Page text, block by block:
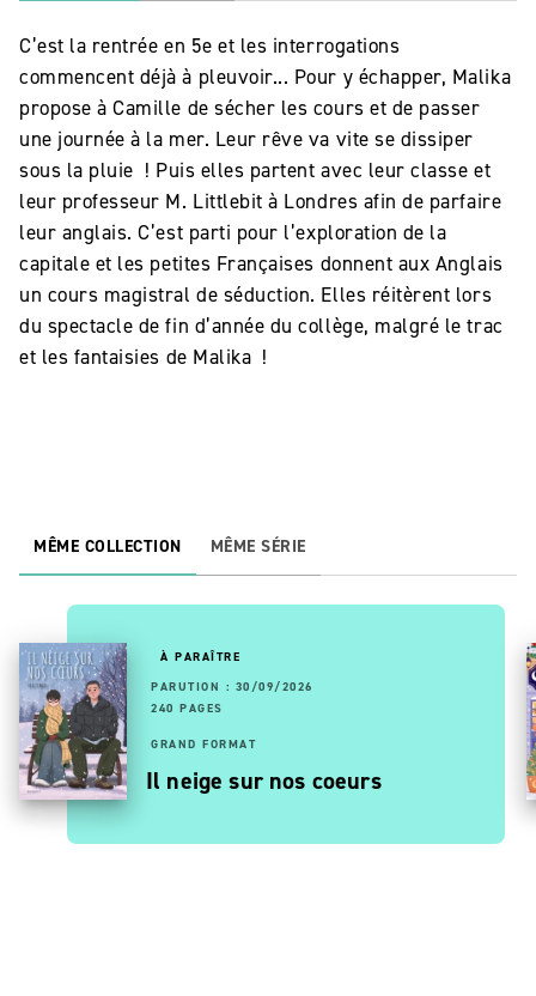
C’est la rentrée en 5e et les interrogations
commencent déjà à pleuvoir... Pour y échapper, Malika
propose à Camille de sécher les cours et de passer
une journée à la mer. Leur rêve va vite se dissiper
sous la pluie ! Puis elles partent avec leur classe et
leur professeur M. Littlebit à Londres afin de parfaire
leur anglais. C’est parti pour l’exploration de la
capitale et les petites Françaises donnent aux Anglais
un cours magistral de séduction. Elles réitèrent lors
du spectacle de fin d’année du collège, malgré le trac
et les fantaisies de Malika !
MÊME COLLECTION MÊME SÉRIE
À PARAÎTRE
PARUTION : 30/09/2026
240 PAGES
GRAND FORMAT
Il neige sur nos coeurs